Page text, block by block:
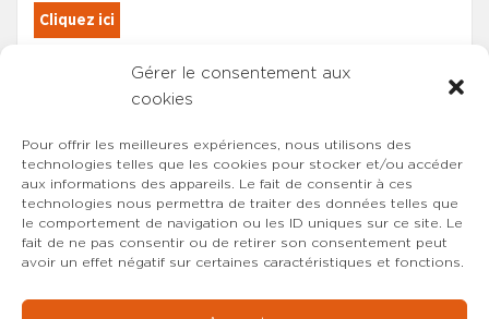
Gérer le consentement aux
cookies
Pour offrir les meilleures expériences, nous utilisons des
technologies telles que les cookies pour stocker et/ou accéder
aux informations des appareils. Le fait de consentir à ces
technologies nous permettra de traiter des données telles que
le comportement de navigation ou les ID uniques sur ce site. Le
fait de ne pas consentir ou de retirer son consentement peut
avoir un effet négatif sur certaines caractéristiques et fonctions.
Cliquez ici
Les adhérents du SYNCASS-CFDT
sont automatiquement inscrits.